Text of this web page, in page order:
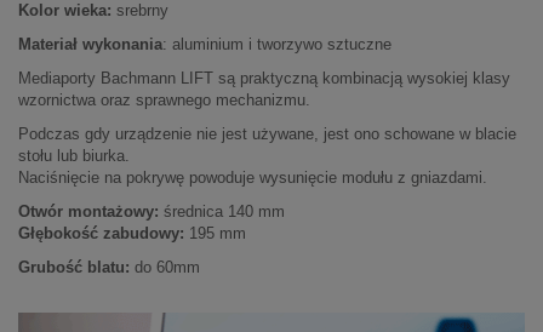
Kolor wieka: srebrny
Materiał wykonania: aluminium i tworzywo sztuczne
Mediaporty Bachmann LIFT są praktyczną kombinacją wysokiej klasy
wzornictwa oraz sprawnego mechanizmu.
Podczas gdy urządzenie nie jest używane, jest ono schowane w blacie
stołu lub biurka.
Naciśnięcie na pokrywę powoduje wysunięcie modułu z gniazdami.
Otwór montażowy: średnica 140 mm
Głębokość zabudowy: 195 mm
Grubość blatu: do 60mm